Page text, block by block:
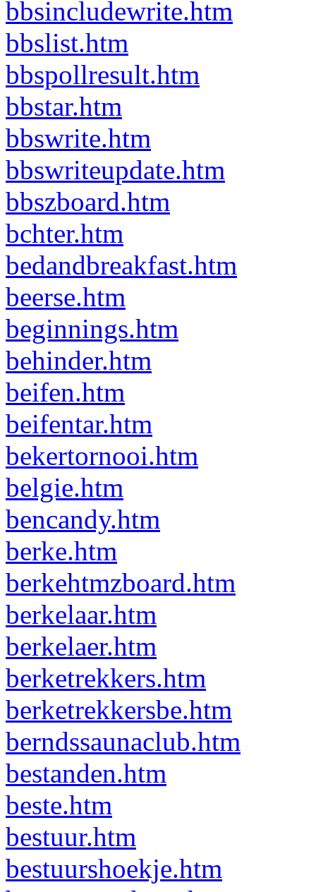
bbsincludewrite.htm
bbslist.htm
bbspollresult.htm
bbstar.htm
bbswrite.htm
bbswriteupdate.htm
bbszboard.htm
bchter.htm
bedandbreakfast.htm
beerse.htm
beginnings.htm
behinder.htm
beifen.htm
beifentar.htm
bekertornooi.htm
belgie.htm
bencandy.htm
berke.htm
berkehtmzboard.htm
berkelaar.htm
berkelaer.htm
berketrekkers.htm
berketrekkersbe.htm
berndssaunaclub.htm
bestanden.htm
beste.htm
bestuur.htm
bestuurshoekje.htm